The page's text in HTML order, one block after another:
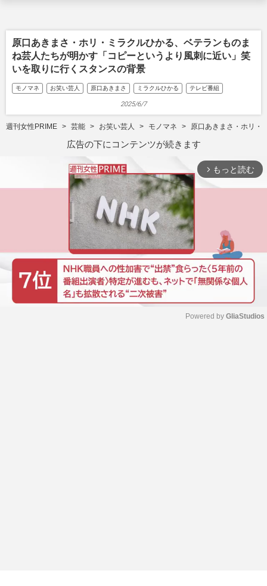
原口あきまさ・ホリ・ミラクルひかる、ベテランものま
ね芸人たちが明かす「コピーというより風刺に近い」笑
いを取りに行くスタンスの背景
モノマネ お笑い芸人 原口あきまさ ミラクルひかる テレビ番組
2025/6/7
週刊女性PRIME 芸能 お笑い芸人 モノマネ 原口あきまさ・ホリ・
広告の下にコンテンツが続きます
arrow_forward_ios もっと読む
Powered by GliaStudios